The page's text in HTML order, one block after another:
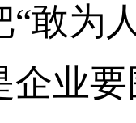
敢为
企业